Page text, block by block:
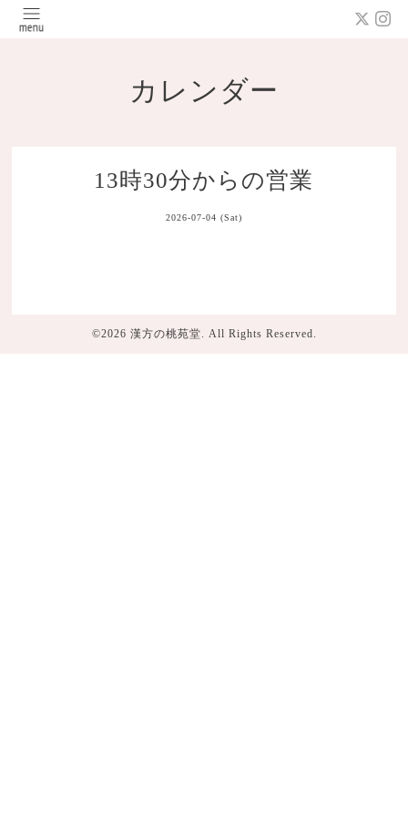
カレンダー
13時30分からの営業
2026-07-04 (Sat)
©2026 漢方の桃苑堂. All Rights Reserved.